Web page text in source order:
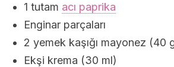
1 tutam acı paprika
Enginar parçaları
2 yemek kaşığı mayonez (40
Ekşi krema (30 ml)